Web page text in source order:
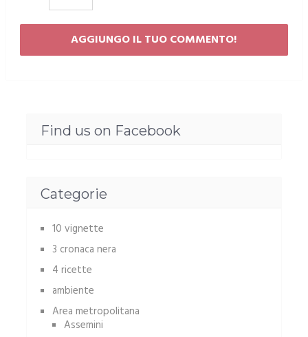
Find us on Facebook
Categorie
10 vignette
3 cronaca nera
4 ricette
ambiente
Area metropolitana
Assemini